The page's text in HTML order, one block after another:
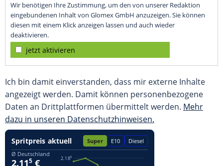
Wir benötigen Ihre Zustimmung, um den von unserer Redaktion
eingebundenen Inhalt von Glomex GmbH anzuzeigen. Sie können
diesen mit einem Klick anzeigen lassen und auch wieder
deaktivieren.
jetzt aktivieren
Ich bin damit einverstanden, dass mir externe Inhalte
angezeigt werden. Damit können personenbezogene
Daten an Drittplattformen übermittelt werden. Mehr
dazu in unseren Datenschutzhinweisen.